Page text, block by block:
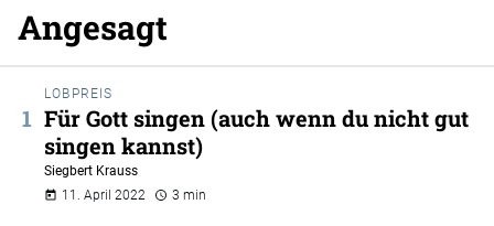
Angesagt
LOBPREIS
Für Gott singen (auch wenn du nicht gut
singen kannst)
Siegbert Krauss
11. April 2022
3 min